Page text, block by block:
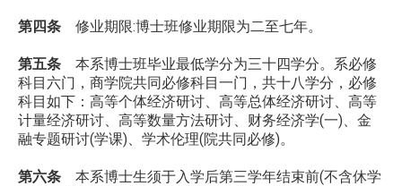
第四条 修业期限:博士班修业期限为二至七年。
第五条 本系博士班毕业最低学分为三十四学分。系必修
科目六门，商学院共同必修科目一门，共十八学分，必修
科目如下：高等个体经济研讨、高等总体经济研讨、高等
计量经济研讨、高等数量方法研讨、财务经济学(一)、金
融专题研讨(学课)、学术伦理(院共同必修)。
第六条 本系博士生须于入学后第三学年结束前(不含休学